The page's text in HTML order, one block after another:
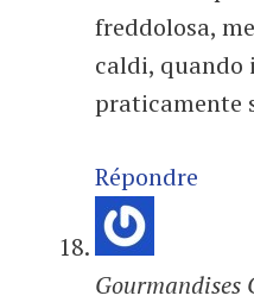
freddolosa,
caldi,
praticamente
Répondre
Gourmandises